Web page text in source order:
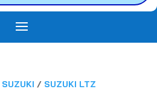
SUZUKI / SUZUKI LTZ